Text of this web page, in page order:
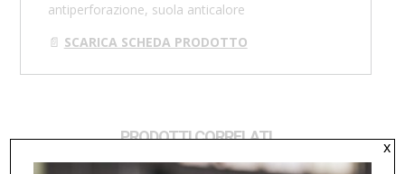
antiperforazione, suola anticalore
📄 SCARICA SCHEDA PRODOTTO
PRODOTTI CORRELATI x